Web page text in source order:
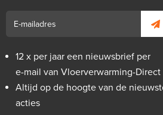
12 x per jaar een nieuwsbrief per
e-mail van Vloerverwarming-Direct
Altijd op de hoogte van de
acties